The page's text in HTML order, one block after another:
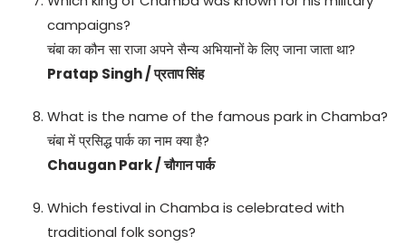
campaigns?
चंबा का कौन सा राजा अपने सैन्य अभियानों के लिए जाना जाता था?
Pratap Singh / प्रताप सिंह
What is the name of the famous park in Chamba?
चंबा में प्रसिद्ध पार्क का नाम क्या है?
Chaugan Park / चौगान पार्क
Which festival in Chamba is celebrated with
traditional folk songs?